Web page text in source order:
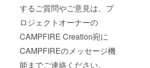
するご質問やご意見は、プ
ロジェクトオーナーの
CAMPFIRE Creation宛に
CAMPFIREのメッセージ機
能までご連絡ください。